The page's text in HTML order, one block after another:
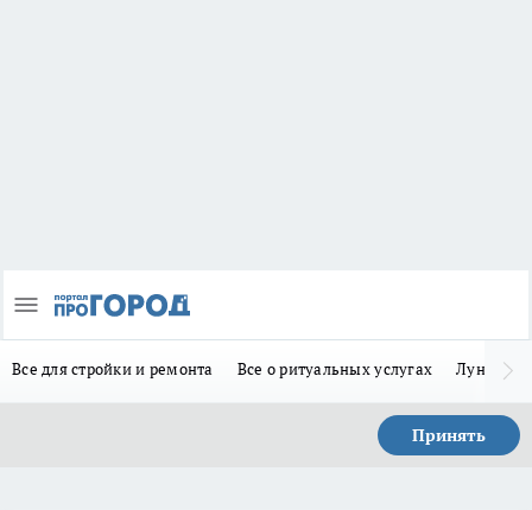
Все для стройки и ремонта Все о ритуальных услугах Лунно-
Принять